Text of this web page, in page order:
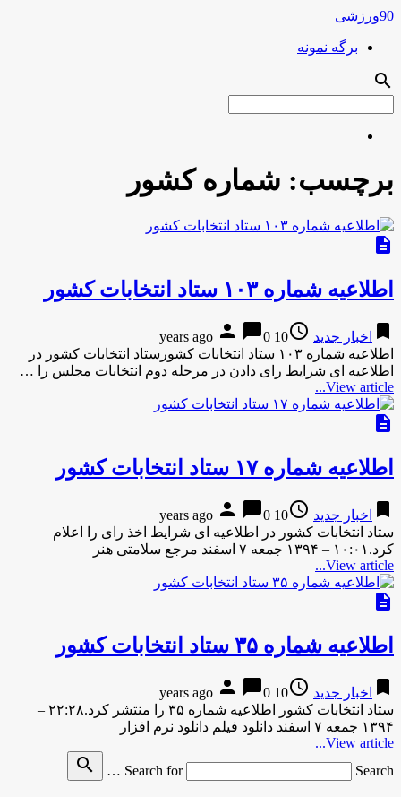
90ورزشی
برگه نمونه
search
برچسب: شماره کشور
description
اطلاعیه شماره ۱۰۳ ستاد انتخابات کشور
bookmark اخبار جدید access_time
10 years ago
person chat_bubble0
اطلاعیه شماره ۱۰۳ ستاد انتخابات کشورستاد انتخابات کشور در
اطلاعیه ای شرایط رای دادن در مرحله دوم انتخابات مجلس را …
View article...
description
اطلاعیه شماره ۱۷ ستاد انتخابات کشور
bookmark اخبار جدید access_time
10 years ago
person chat_bubble0
ستاد انتخابات کشور در اطلاعیه ای شرایط اخذ رای را اعلام
کرد.۱۰:۰۱ – ۱۳۹۴ جمعه ۷ اسفند مرجع سلامتی هنر
View article...
description
اطلاعیه شماره ۳۵ ستاد انتخابات کشور
bookmark اخبار جدید access_time
10 years ago
person chat_bubble0
ستاد انتخابات کشور اطلاعیه شماره ۳۵ را منتشر کرد.۲۲:۲۸ –
۱۳۹۴ جمعه ۷ اسفند دانلود فیلم دانلود نرم افزار
View article...
Search for
Search …
search